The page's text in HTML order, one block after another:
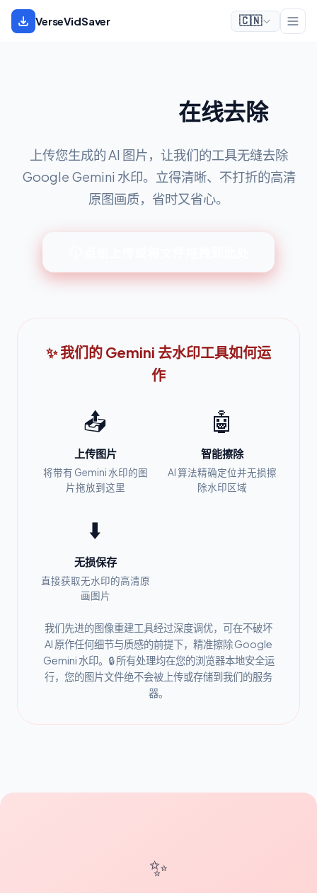
VerseVidSaver 🇨🇳
在线去除
上传您生成的 AI 图片，让我们的工具无缝去除
Google Gemini 水印。立得清晰、不打折的高清
原图画质，省时又省心。
✨ 我们的 Gemini 去水印工具如何运
作
📤
上传图片
将带有 Gemini 水印的图
片拖放到这里
🤖
智能擦除
AI 算法精确定位并无损擦
除水印区域
⬇️
无损保存
直接获取无水印的高清原
画图片
我们先进的图像重建工具经过深度调优，可在不破坏
AI 原作任何细节与质感的前提下，精准擦除 Google
Gemini 水印。🔒 所有处理均在您的浏览器本地安全运
行，您的图片文件绝不会被上传或存储到我们的服务
器。
✨